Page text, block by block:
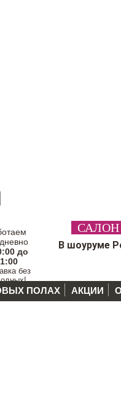
товара
до
без
В шоуруме
ПОЛАХ АКЦИИ